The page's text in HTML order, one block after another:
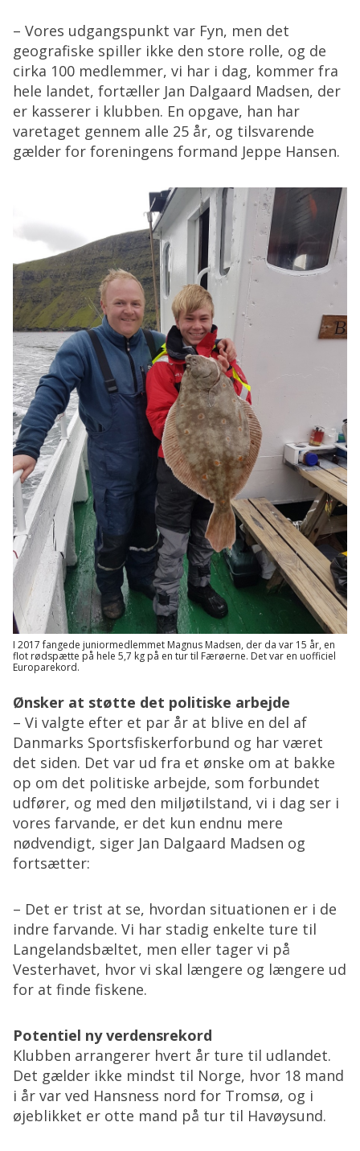
– Vores udgangspunkt var Fyn, men det
geografiske spiller ikke den store rolle, og de
cirka 100 medlemmer, vi har i dag, kommer fra
hele landet, fortæller Jan Dalgaard Madsen, der
er kasserer i klubben. En opgave, han har
varetaget gennem alle 25 år, og tilsvarende
gælder for foreningens formand Jeppe Hansen.
I 2017 fangede juniormedlemmet Magnus Madsen, der da var 15 år, en
flot rødspætte på hele 5,7 kg på en tur til Færøerne. Det var en uofficiel
Europarekord.
Ønsker at støtte det politiske arbejde
– Vi valgte efter et par år at blive en del af
Danmarks Sportsfiskerforbund og har været
det siden. Det var ud fra et ønske om at bakke
op om det politiske arbejde, som forbundet
udfører, og med den miljøtilstand, vi i dag ser i
vores farvande, er det kun endnu mere
nødvendigt, siger Jan Dalgaard Madsen og
fortsætter:
– Det er trist at se, hvordan situationen er i de
indre farvande. Vi har stadig enkelte ture til
Langelandsbæltet, men eller tager vi på
Vesterhavet, hvor vi skal længere og længere ud
for at finde fiskene.
Potentiel ny verdensrekord
Klubben arrangerer hvert år ture til udlandet.
Det gælder ikke mindst til Norge, hvor 18 mand
i år var ved Hansness nord for Tromsø, og i
øjeblikket er otte mand på tur til Havøysund.